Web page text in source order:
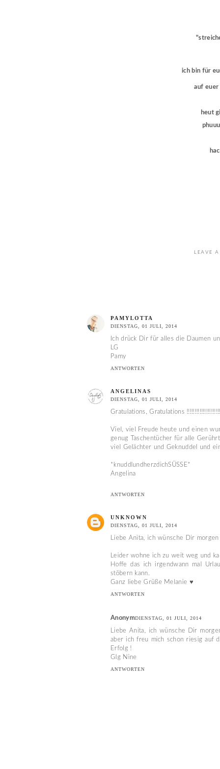
ich bin für
auf euer
heut
LEAVE
PAMYLOTTA
DIENSTAG, 01 JULI, 2014
Ich drück Dir für alles die Daumen
LG
Pamy
ANTWORTEN
ANGELINAS
DIENSTAG, 01 JULI, 2014
Gratulations, Gratulations
Viel, viel Freude heute und einen
genug Taschentücher für alle
viel Gelächter und Geknuddel und
*knuddlundherzdichSÜSSE*
Angelina
ANTWORTEN
UNKNOWN
DIENSTAG, 01 JULI, 2014
Liebe Anita, ich wünsche Dir
Leider wohne ich zu weit weg und
Hoffe das ich irgendwann mal
stöbern kann.
Ganz liebe Grüße Melanie ♥
ANTWORTEN
AnonymDIENSTAG, 01 JULI, 2014
Liebe Anita, ich wünsche Dir
aber ich freu mich schon riesig auf
Erfolg !
Glg Nine
ANTWORTEN